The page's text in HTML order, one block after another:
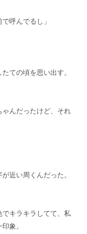
呼んでるし」
ての頃を思い出す。
んだったけど、それ
近い周くんだった。
キラキラしてて、私
象。